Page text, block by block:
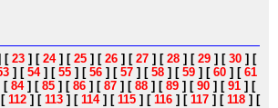
[ 23 ] [ 24] [ 25 ] [ 26 ] [ 27 ] [ 28 ] [ 29 ] [ 30 ] [
] [ 54] [ 55 ] [ 56 ] [ 57 ] [ 58 ] [ 59 ] [ 60 ] [ 61
[ 84] [ 85 ] [ 86 ] [ 87 ] [ 88 ] [ 89 ] [ 90 ] [ 91 ] [
[ 112 ] [ 113 ] [ 114] [ 115 ] [ 116 ] [ 117 ] [ 118 ] [